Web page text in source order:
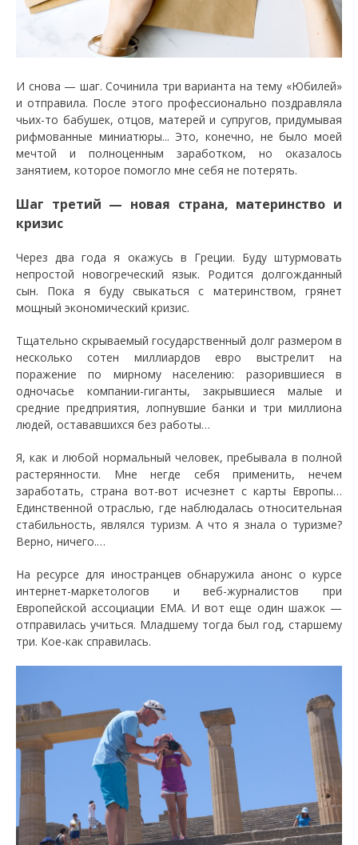
И снова — шаг. Сочинила три варианта на тему «Юбилей»
и отправила. После этого профессионально поздравляла
чьих-то бабушек, отцов, матерей и супругов, придумывая
рифмованные миниатюры... Это, конечно, не было моей
мечтой и полноценным заработком, но оказалось
занятием, которое помогло мне себя не потерять.
Шаг третий — новая страна, материнство и
кризис
Через два года я окажусь в Греции. Буду штурмовать
непростой новогреческий язык. Родится долгожданный
сын. Пока я буду свыкаться с материнством, грянет
мощный экономический кризис.
Тщательно скрываемый государственный долг размером в
несколько сотен миллиардов евро выстрелит на
поражение по мирному населению: разорившиеся в
одночасье компании-гиганты, закрывшиеся малые и
средние предприятия, лопнувшие банки и три миллиона
людей, остававшихся без работы…
Я, как и любой нормальный человек, пребывала в полной
растерянности. Мне негде себя применить, нечем
заработать, страна вот-вот исчезнет с карты Европы…
Единственной отраслью, где наблюдалась относительная
стабильность, являлся туризм. А что я знала о туризме?
Верно, ничего.…
На ресурсе для иностранцев обнаружила анонс о курсе
интернет-маркетологов и веб-журналистов при
Европейской ассоциации EMА. И вот еще один шажок —
отправилась учиться. Младшему тогда был год, старшему
три. Кое-как справилась.